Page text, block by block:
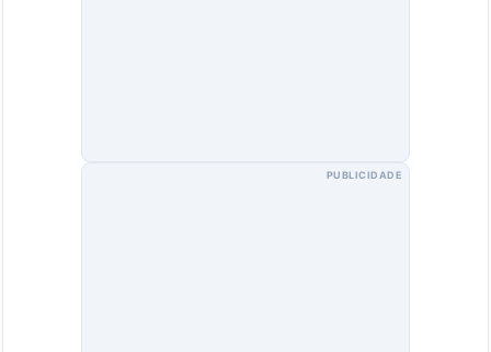
PUBLICIDADE